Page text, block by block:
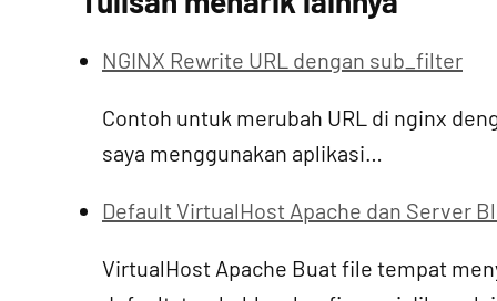
NGINX Rewrite URL dengan sub_filter
Contoh untuk merubah URL di nginx
saya menggunakan aplikasi…
Default VirtualHost Apache dan Server
VirtualHost Apache Buat file tempat